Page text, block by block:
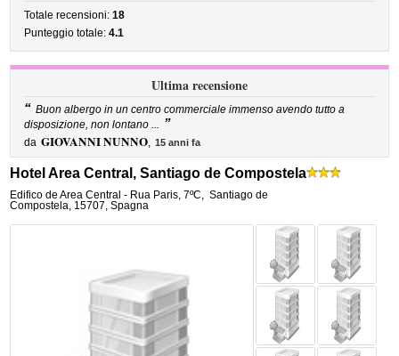
Totale recensioni:18
Punteggio totale:4.1
Ultima recensione
“ Buon albergo in un centro commerciale immenso avendo tutto a
disposizione, non lontano ... ”
da GIOVANNI NUNNO, 15 anni fa
Hotel Area Central, Santiago de Compostela
Edifico de Area Central - Rua Paris, 7ºC, Santiago de
Compostela, 15707, Spagna